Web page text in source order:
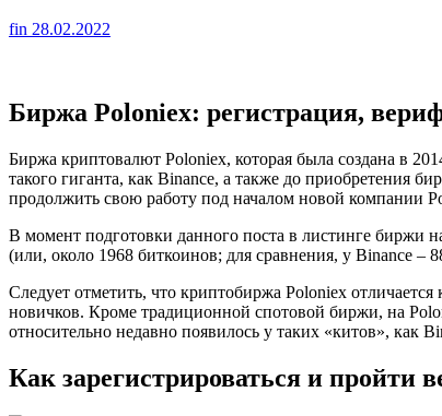
fin 28.02.2022
Биржа Poloniex: регистрация,
Биржа криптовалют Poloniex, которая была создана в
такого гиганта, как Binance, а также до приобретения
продолжить свою работу под началом новой компании
В момент подготовки данного поста в листинге биржи
(или, около 1968 биткоинов; для сравнения, у Binance –
Следует отметить, что криптобиржа Poloniex
новичков. Кроме традиционной спотовой биржи, на
относительно недавно появилось у таких «китов», как
Как зарегистрироваться и пройти